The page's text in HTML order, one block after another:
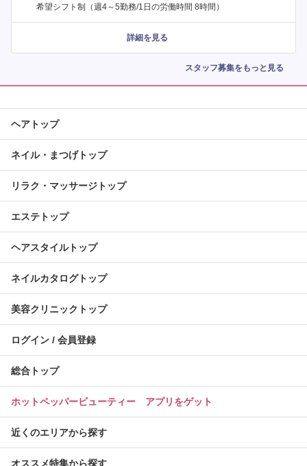
希望シフト制（週4～5勤務/1日の労働時間 8時間）
詳細を見る
スタッフ募集をもっと見る
ヘアトップ
ネイル・まつげトップ
リラク・マッサージトップ
エステトップ
ヘアスタイルトップ
ネイルカタログトップ
美容クリニックトップ
ログイン / 会員登録
総合トップ
ホットペッパービューティー アプリをゲット
近くのエリアから探す
オススメ特集から探す